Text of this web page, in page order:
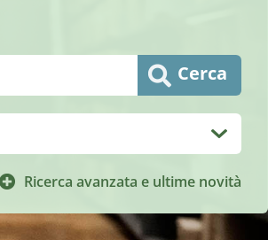
Cerca
Ricerca avanzata e ultime novità